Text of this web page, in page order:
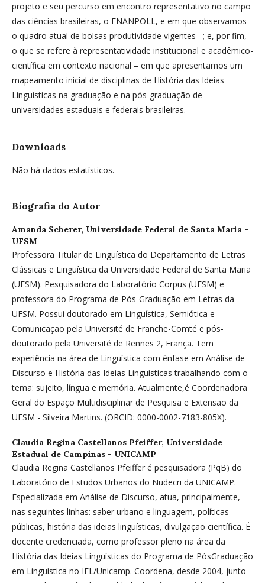
projeto e seu percurso em encontro representativo no campo
das ciências brasileiras, o ENANPOLL, e em que observamos
o quadro atual de bolsas produtividade vigentes –; e, por fim,
o que se refere à representatividade institucional e acadêmico-
científica em contexto nacional – em que apresentamos um
mapeamento inicial de disciplinas de História das Ideias
Linguísticas na graduação e na pós-graduação de
universidades estaduais e federais brasileiras.
Downloads
Não há dados estatísticos.
Biografia do Autor
Amanda Scherer, Universidade Federal de Santa Maria -
UFSM
Professora Titular de Linguística do Departamento de Letras
Clássicas e Linguística da Universidade Federal de Santa Maria
(UFSM). Pesquisadora do Laboratório Corpus (UFSM) e
professora do Programa de Pós-Graduação em Letras da
UFSM. Possui doutorado em Linguística, Semiótica e
Comunicação pela Université de Franche-Comté e pós-
doutorado pela Université de Rennes 2, França. Tem
experiência na área de Linguística com ênfase em Análise de
Discurso e História das Ideias Linguísticas trabalhando com o
tema: sujeito, língua e memória. Atualmente,é Coordenadora
Geral do Espaço Multidisciplinar de Pesquisa e Extensão da
UFSM - Silveira Martins. (ORCID: 0000-0002-7183-805X).
Claudia Regina Castellanos Pfeiffer, Universidade
Estadual de Campinas - UNICAMP
Claudia Regina Castellanos Pfeiffer é pesquisadora (PqB) do
Laboratório de Estudos Urbanos do Nudecri da UNICAMP.
Especializada em Análise de Discurso, atua, principalmente,
nas seguintes linhas: saber urbano e linguagem, políticas
públicas, história das ideias linguísticas, divulgação científica. É
docente credenciada, como professor pleno na área da
História das Ideias Linguísticas do Programa de PósGraduação
em Linguística no IEL/Unicamp. Coordena, desde 2004, junto